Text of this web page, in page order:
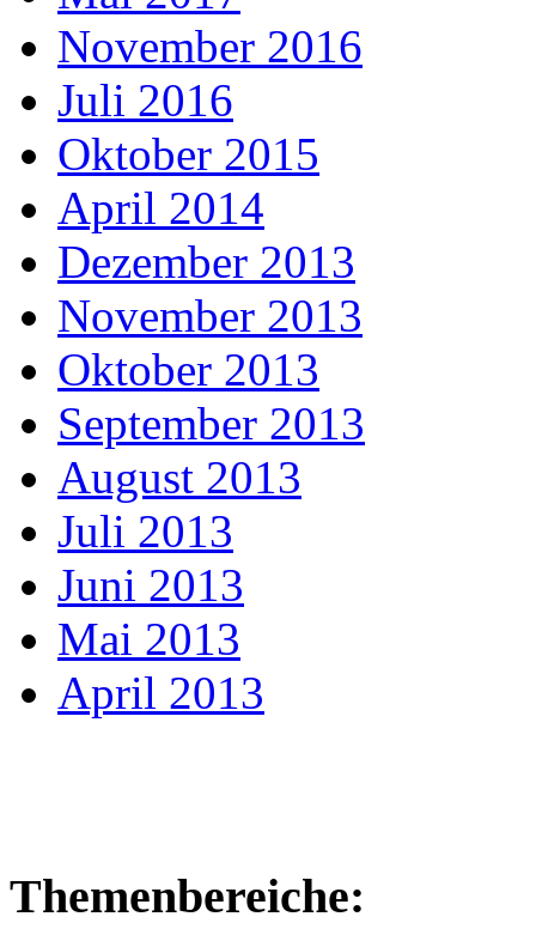
November 2016
Juli 2016
Oktober 2015
April 2014
Dezember 2013
November 2013
Oktober 2013
September 2013
August 2013
Juli 2013
Juni 2013
Mai 2013
April 2013
Themenbereiche: